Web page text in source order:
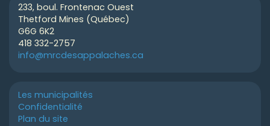
233, boul. Frontenac Ouest
Thetford Mines (Québec)
G6G 6K2
418 332-2757
info@mrcdesappalaches.ca
Les municipalités
Confidentialité
Plan du site